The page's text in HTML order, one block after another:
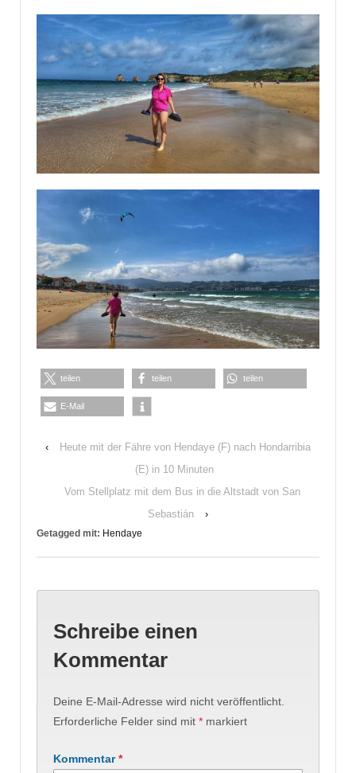
teilen teilen teilen
E-Mail
‹
Heute mit der Fähre von Hendaye (F) nach Hondarribia
(E) in 10 Minuten
Vom Stellplatz mit dem Bus in die Altstadt von San
Sebastián
›
Getagged mit: Hendaye
Schreibe einen
Kommentar
Deine E-Mail-Adresse wird nicht veröffentlicht.
Erforderliche Felder sind mit * markiert
Kommentar*